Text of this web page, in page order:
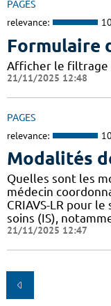
PAGES
relevance:
Formulaire
Afficher le filtrage
21/11/2025 12:48
PAGES
relevance:
Modalités
Quelles sont les
médecin
CRIAVS-LR pour
soins (IS),
21/11/2025 12:47